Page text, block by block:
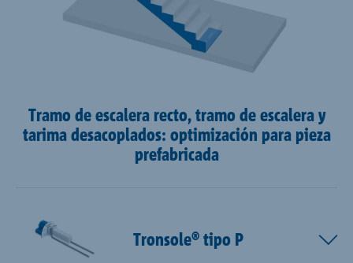
Tramo de escalera recto, tramo de escalera y
tarima desacoplados: optimización para pieza
prefabricada
Tronsole® tipo P